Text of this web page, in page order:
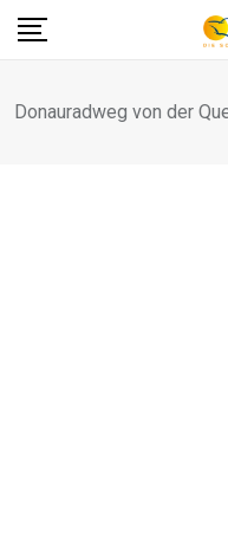
Skip
Donauradweg von der